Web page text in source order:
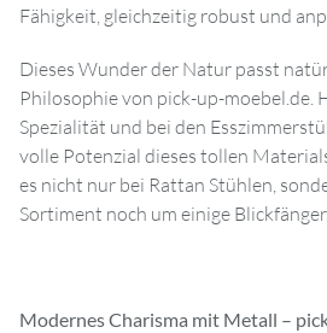
Fähigkeit, gleichzeitig robust und
Dieses Wunder der Natur passt
Philosophie von pick-up-moebel.de.
Spezialität und bei den
volle Potenzial dieses tollen
es nicht nur bei Rattan Stühlen,
Sortiment noch um einige
Modernes Charisma mit Metall –